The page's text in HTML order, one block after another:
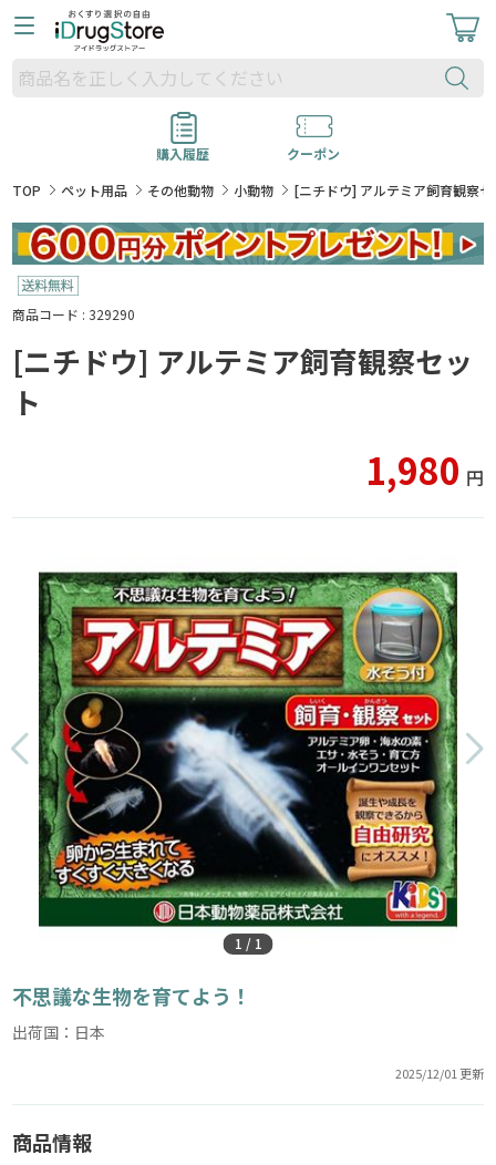
購入履歴
クーポン
TOP
ペット用品 その他動物 小動物 [ニチドウ] アルテミア飼育観察
商品コード : 329290
[ニチドウ] アルテミア飼育観察セッ
ト
1,980 円
1 / 1
不思議な生物を育てよう！
出荷国：日本
2025/12/01 更新
商品情報